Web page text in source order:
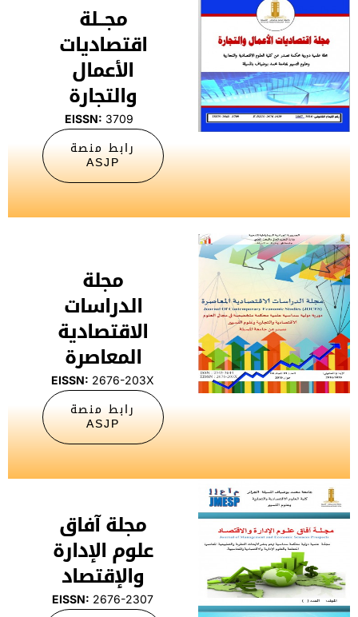
مجـــلة
اقتصاديات
الأعمال
والتجارة
EISSN:
3709
رابط منصة
ASJP
مجلة
الدراسات
الاقتصادية
المعاصرة
EISSN:2676-203X
رابط منصة
ASJP
مجلة آفاق
علوم الإدارة
والإقتصاد
EISSN:2676-2307